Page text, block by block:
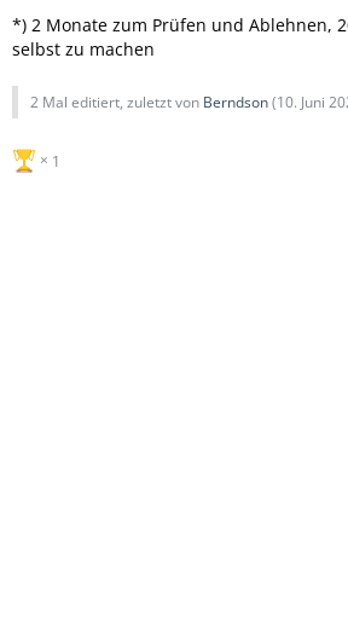
*) 2 Monate zum Prüfen und Ablehnen,
selbst zu machen
2 Mal editiert, zuletzt von Berndson(10. Juni
1